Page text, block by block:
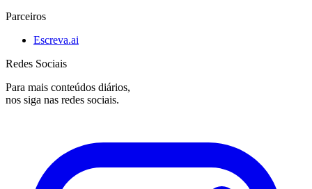
Parceiros
Escreva.ai
Redes Sociais
Para mais conteúdos diários,
nos siga nas redes sociais.